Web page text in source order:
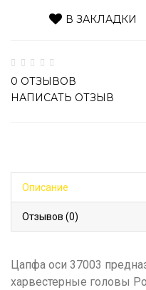
В ЗАКЛАДКИ
0 ОТЗЫВОВ
НАПИСАТЬ ОТЗЫВ
Описание
Отзывов (0)
Цапфа оси 37003
харвестерные головы